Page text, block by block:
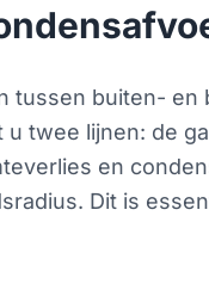
tussen buiten- en
twee lijnen: de
en
Dit is